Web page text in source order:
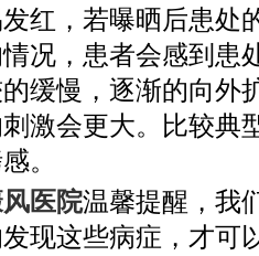
红，若曝晒后患处
况，患者会感到患
缓慢，逐渐的向外
激会更大。比较典
。
医院温馨提醒，我
现这些病症，才可